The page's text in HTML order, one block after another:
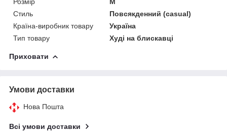
Стиль
Повсякденний (casual)
Країна-виробник товару
Україна
Тип товару
Худі на блискавці
Приховати
Умови доставки
Нова Пошта
Всі умови доставки